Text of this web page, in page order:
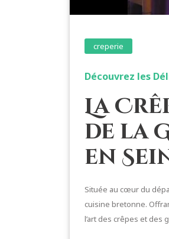
creperie
Découvrez les
La
de la
en
Située au cœur du
cuisine bretonne.
l’art des crêpes et des